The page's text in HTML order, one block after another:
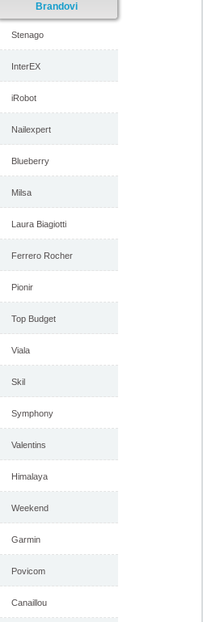
Brandovi
Stenago
InterEX
iRobot
Nailexpert
Blueberry
Milsa
Laura Biagiotti
Ferrero Rocher
Pionir
Top Budget
Viala
Skil
Symphony
Valentins
Himalaya
Weekend
Garmin
Povicom
Canaillou